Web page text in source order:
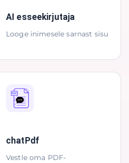
AI esseekirjutaja
Looge inimesele sarnast sisu
chatPdf
Vestle oma PDF-